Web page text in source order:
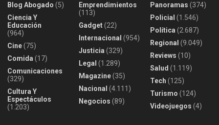
Blog Abogado (5)
Ciencia Y
Educación
(964)
Cine(75)
Comida (17)
Comunicaciones
(329)
Cultura Y
Espectáculos
(1.203)
Emprendimientos
(113)
Gadget(22)
Internacional (954)
Justicia (329)
Legal (1.289)
Magazine(35)
Nacional (4.111)
Negocios (89)
Panoramas (374)
Policial (1.546)
Política (2.687)
Regional (9.049)
Reviews (10)
Salud (1.119)
Tech (125)
Turismo (124)
Videojuegos (4)